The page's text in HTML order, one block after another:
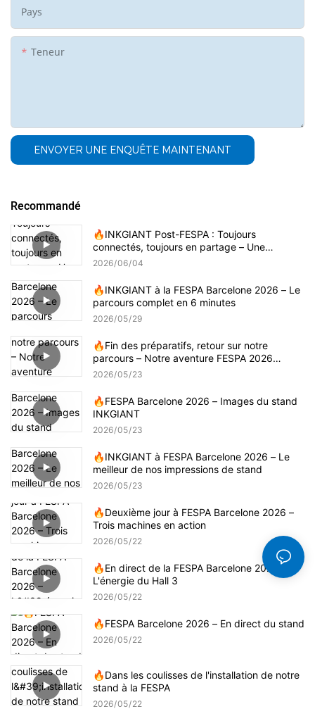
Pays
Teneur
ENVOYER UNE ENQUÊTE MAINTENANT
Recommandé
🔥INKGIANT Post-FESPA : Toujours
connectés, toujours en partage – Une
immersion vidéo
2026 06 04
🔥INKGIANT à la FESPA Barcelone 2026 – Le
parcours complet en 6 minutes
2026 05 29
🔥Fin des préparatifs, retour sur notre
parcours – Notre aventure FESPA 2026
boucle la boucle
2026 05 23
🔥FESPA Barcelone 2026 – Images du stand
INKGIANT
2026 05 23
🔥INKGIANT à FESPA Barcelone 2026 – Le
meilleur de nos impressions de stand
2026 05 23
🔥Deuxième jour à FESPA Barcelone 2026 –
Trois machines en action
2026 05 22
🔥En direct de la FESPA Barcelone 2026 –
L'énergie du Hall 3
2026 05 22
🔥FESPA Barcelone 2026 – En direct du stand
2026 05 22
🔥Dans les coulisses de l'installation de notre
stand à la FESPA
2026 05 22